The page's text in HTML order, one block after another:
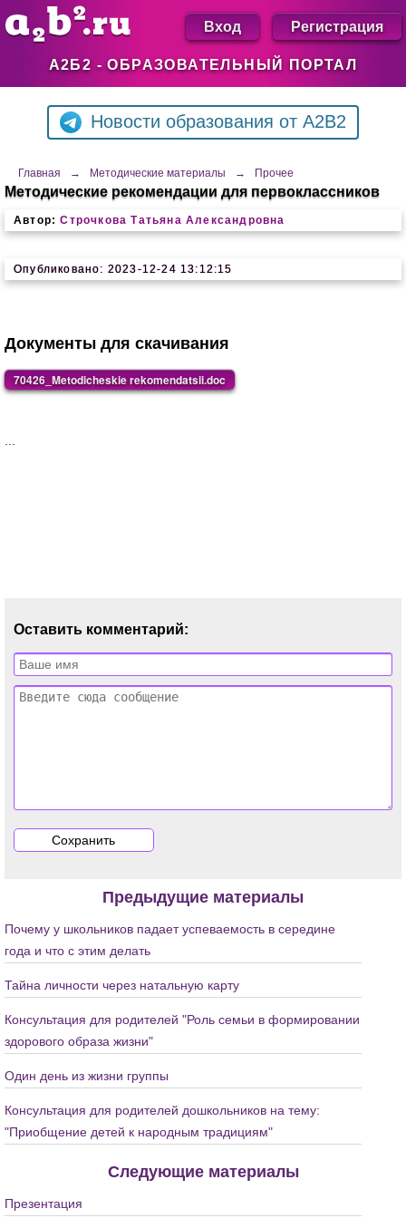
А2Б2 - ОБРАЗОВАТЕЛЬНЫЙ ПОРТАЛ
Вход Регистрация
Новости образования от A2B2
Главная → Методические материалы → Прочее
Методические рекомендации для первоклассников
Автор: Строчкова Татьяна Александровна
Опубликовано: 2023-12-24 13:12:15
Документы для скачивания
70426_Metodicheskie rekomendatsii.doc
Оставить комментарий:
Предыдущие материалы
Почему у школьников падает успеваемость в середине
года и что с этим делать
Тайна личности через натальную карту
Консультация для родителей "Роль семьи в формировании
здорового образа жизни"
Один день из жизни группы
Консультация для родителей дошкольников на тему:
"Приобщение детей к народным традициям"
Следующие материалы
Презентация